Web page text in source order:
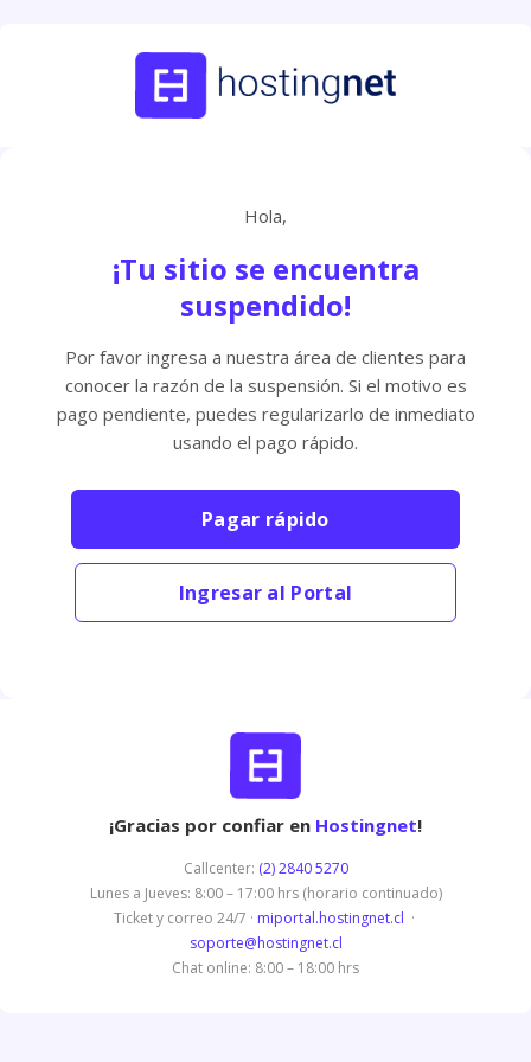
Hola,
¡Tu sitio se encuentra
suspendido!
Por favor ingresa a nuestra área de clientes para
conocer la razón de la suspensión. Si el motivo es
pago pendiente, puedes regularizarlo de inmediato
usando el pago rápido.
Pagar rápido
Ingresar al Portal
¡Gracias por confiar en Hostingnet!
Callcenter: (2) 2840 5270
Lunes a Jueves: 8:00 – 17:00 hrs (horario continuado)
Ticket y correo 24/7 · miportal.hostingnet.cl ·
soporte@hostingnet.cl
Chat online: 8:00 – 18:00 hrs